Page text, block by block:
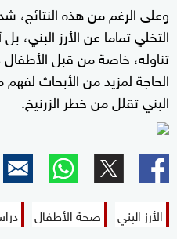
وعلى الرغم من هذه النتائج،
التخلي تماما عن الأرز
تناوله، خاصة من قبل
الحاجة لمزيد من الأبحاث لفهم
البني تقلل من خطر الزرنيخ.
الأرز البني صحة الأطفال